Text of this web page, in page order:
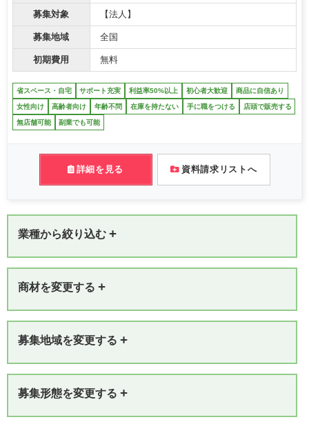
募集対象 【法人】
募集地域 全国
初期費用 無料
省スペース・自宅 サポート充実 利益率50%以上 初心者大歓迎 商品に自信あり
女性向け 高齢者向け 年齢不問 在庫を持たない 手に職をつける 店頭で販売する
無店舗可能 副業でも可能
詳細を見る 資料請求リストへ
業種から絞り込む +
商材を変更する +
募集地域を変更する +
募集形態を変更する +